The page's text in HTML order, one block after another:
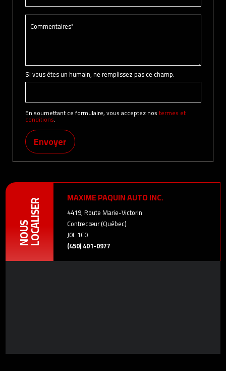
Si vous êtes un humain, ne remplissez pas ce champ.
En soumettant ce formulaire, vous acceptez nostermes et
conditions.
Envoyer
NOUS
LOCALISER
MAXIME PAQUIN AUTO INC.
4419, Route Marie-Victorin
Contrecœur (Québec)
J0L 1C0
(450) 401-0977